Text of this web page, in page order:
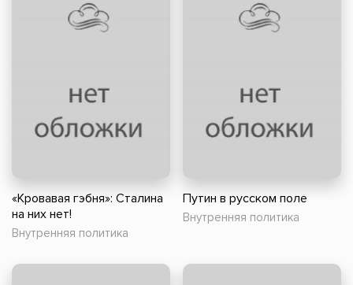
«Кровавая гэбня»: Сталина
на них нет!
Внутренняя политика
Путин в русском поле
Внутренняя политика